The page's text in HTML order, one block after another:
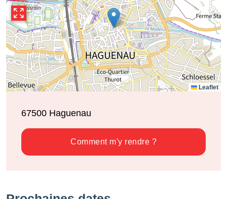
Leaflet
67500 Haguenau
Comment m'y rendre ?